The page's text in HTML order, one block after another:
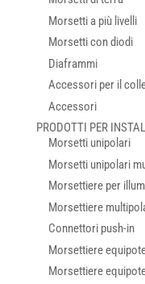
Morsetti a più livelli
Morsetti con diodi
Diaframmi
Accessori per il
Accessori
PRODOTTI PER
Morsetti unipolari
Morsetti unipolari
Morsettiere per
Morsettiere
Connettori push-in
Morsettiere
Morsettiere